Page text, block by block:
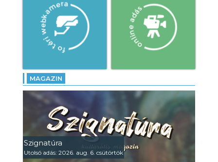
MAGAZIN
Szignatúra
Utolsó adás: 2026. aug. 6. csütörtök